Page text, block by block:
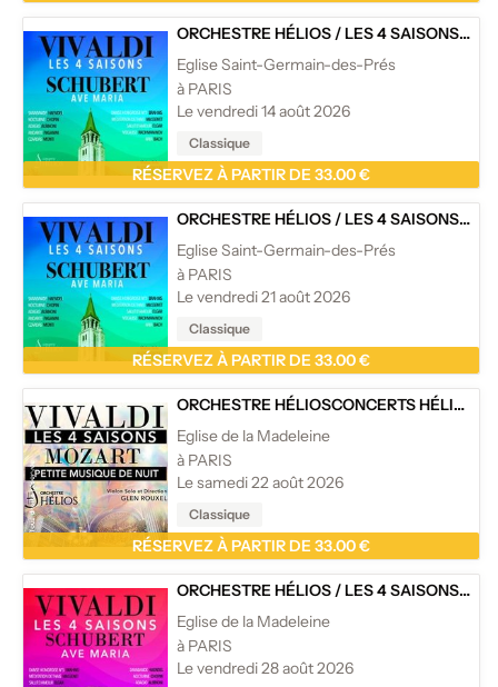
ORCHESTRE HÉLIOS /LES 4 SAISONS DE VIVALDI EXTRAITS, AVE MARIA ET CÉLÈBRES ADAGIOS - EGLISE SAINT-GERMAIN-DES-PRÉS
Eglise Saint-Germain-des-Prés
à PARIS
Le vendredi 14 août 2026
Classique
RÉSERVEZ À PARTIR DE 33.00 €
ORCHESTRE HÉLIOS /LES 4 SAISONS DE VIVALDI EXTRAITS, AVE MARIA ET CÉLÈBRES ADAGIOS - EGLISE SAINT-GERMAIN-DES-PRÉS
Eglise Saint-Germain-des-Prés
à PARIS
Le vendredi 21 août 2026
Classique
RÉSERVEZ À PARTIR DE 33.00 €
ORCHESTRE HÉLIOSCONCERTS HÉLIOS
Eglise de la Madeleine
à PARIS
Le samedi 22 août 2026
Classique
RÉSERVEZ À PARTIR DE 33.00 €
ORCHESTRE HÉLIOS /LES 4 SAISONS DE VIVALDI, AVE MARIA ET CÉLÈBRES ADAGIOS - EGLISE DE LA MADELEINE, PARIS
Eglise de la Madeleine
à PARIS
Le vendredi 28 août 2026